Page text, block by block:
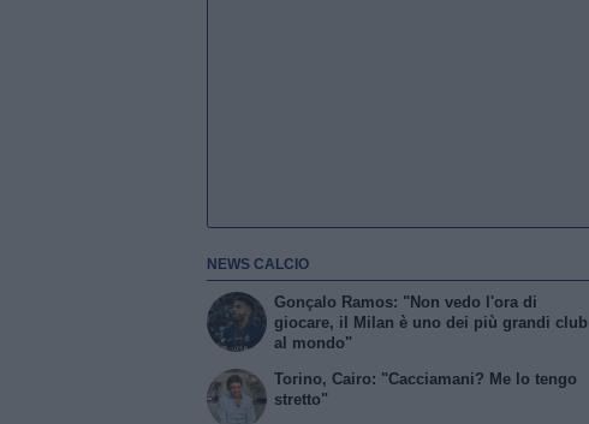
NEWS CALCIO
Gonçalo Ramos: "Non vedo l'ora di
giocare, il Milan è uno dei più grandi club
al mondo"
Torino, Cairo: "Cacciamani? Me lo tengo
stretto"